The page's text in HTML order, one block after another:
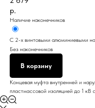
р.
Наличие наконечников
С 2-х винтовыми алюминиевыми
Без наконечников
В корзину
Концевая муфта внутренней и
пластмассовой изоляцией до 1 кВ